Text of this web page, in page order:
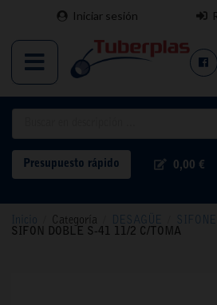
Iniciar sesión
Presupuesto rápido 0,00 €
Inicio Categoría DESAGÜE
SIFON DOBLE S-41 11/2 C/TOMA